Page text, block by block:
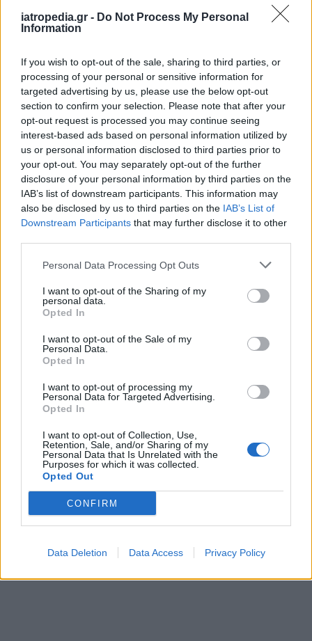
iatropedia.gr - Do Not Process My Personal
Information
If you wish to opt-out of the sale, sharing to third parties, or
processing of your personal or sensitive information for
targeted advertising by us, please use the below opt-out
section to confirm your selection. Please note that after your
opt-out request is processed you may continue seeing
interest-based ads based on personal information utilized by
us or personal information disclosed to third parties prior to
your opt-out. You may separately opt-out of the further
disclosure of your personal information by third parties on the
IAB’s list of downstream participants. This information may
also be disclosed by us to third parties on the IAB’s List of
Downstream Participants that may further disclose it to other
Personal Data Processing Opt Outs
I want to opt-out of the Sharing of my
personal data.
Opted In
I want to opt-out of the Sale of my
Personal Data.
Opted In
I want to opt-out of processing my
Personal Data for Targeted Advertising.
Opted In
I want to opt-out of Collection, Use,
Retention, Sale, and/or Sharing of my
Personal Data that Is Unrelated with the
Purposes for which it was collected.
Opted Out
CONFIRM
Data Deletion Data Access Privacy Policy
ΕΙΔΗΣΕΙΣ 06 Αυγούστου 2026
Σαμοθράκη: Αγωνιώδης επιχείρηση διάσωσης
15χρονης – Τραυματίστηκε σε δύσβατο σημείο στη
Γριά Βάθρα
ΥΓΕΙΑ 06 Αυγούστου 2026 19:01
5 σοβαρές λοιμώξεις που μπορεί να πάθουμε από το
νερό σε πισίνες, λίμνες και ποτάμια – Μέτρα
προστασίας